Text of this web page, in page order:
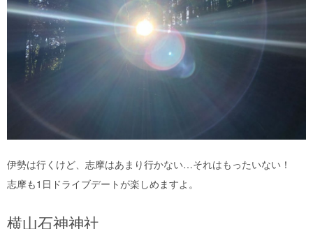
伊勢は行くけど、志摩はあまり行かない…それはもったいない！
志摩も1日ドライブデートが楽しめますよ。
横山石神神社